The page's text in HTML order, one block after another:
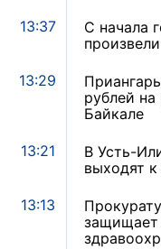
13:37
С начала
13:29
рублей
Байкале
13:21
В Усть-
выходят
13:13
защищает